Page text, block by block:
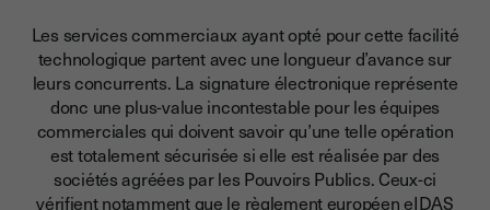
Les services commerciaux ayant opté pour cette facilité
technologique partent avec une longueur d’avance sur
leurs concurrents. La signature électronique représente
donc une plus-value incontestable pour les équipes
commerciales qui doivent savoir qu’une telle opération
est totalement sécurisée si elle est réalisée par des
sociétés agréées par les Pouvoirs Publics. Ceux-ci
vérifient notamment que le règlement européen eIDAS